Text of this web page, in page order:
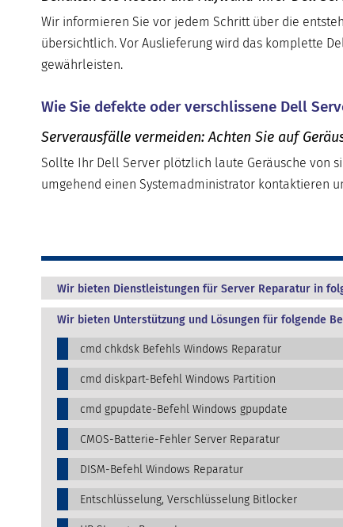
Wir informieren Sie vor jedem Schritt über die
übersichtlich. Vor Auslieferung wird das komplette
gewährleisten.
Wie Sie defekte oder verschlissene Dell
Serverausfälle vermeiden: Achten Sie auf
Sollte Ihr Dell Server plötzlich laute Geräusche von
umgehend einen Systemadministrator kontaktieren
Wir bieten Dienstleistungen für Server Reparatur in
Wir bieten Unterstützung und Lösungen für folgende
cmd chkdsk Befehls Windows Reparatur
cmd diskpart-Befehl Windows Partition
cmd gpupdate-Befehl Windows gpupdate
CMOS-Batterie-Fehler Server Reparatur
DISM-Befehl Windows Reparatur
Entschlüsselung, Verschlüsselung Bitlocker